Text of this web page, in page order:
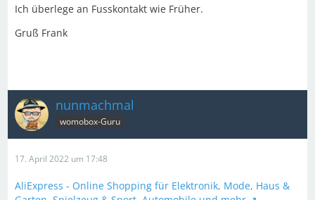
Ich überlege an Fusskontakt wie Früher.
Gruß Frank
nunmachmal
womobox-Guru
17. April 2022 um 17:48
AliExpress - Online Shopping für Elektronik, Mode, Haus &